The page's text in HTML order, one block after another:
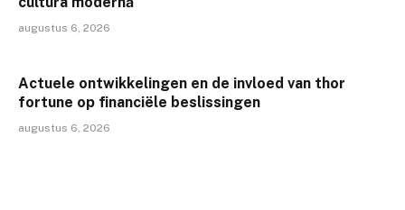
augustus 6, 2026
Actuele ontwikkelingen en de invloed van thor
fortune op financiële beslissingen
augustus 6, 2026